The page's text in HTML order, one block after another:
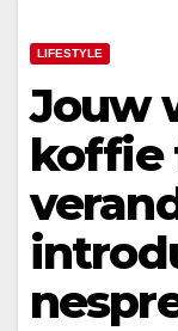
LIFESTYLE
Jouw
koffie